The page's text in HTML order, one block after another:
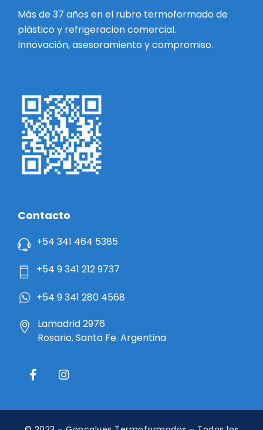
Más de 37 años en el rubro termoformado de
plástico y refrigeracion comercial.
Innovación, asesoramiento y compromiso.
Contacto
+54 341 464 5385
+54 9 341 212 9737
+54 9 341 280 4568
Lamadrid 2976
Rosario, Santa Fe. Argentina